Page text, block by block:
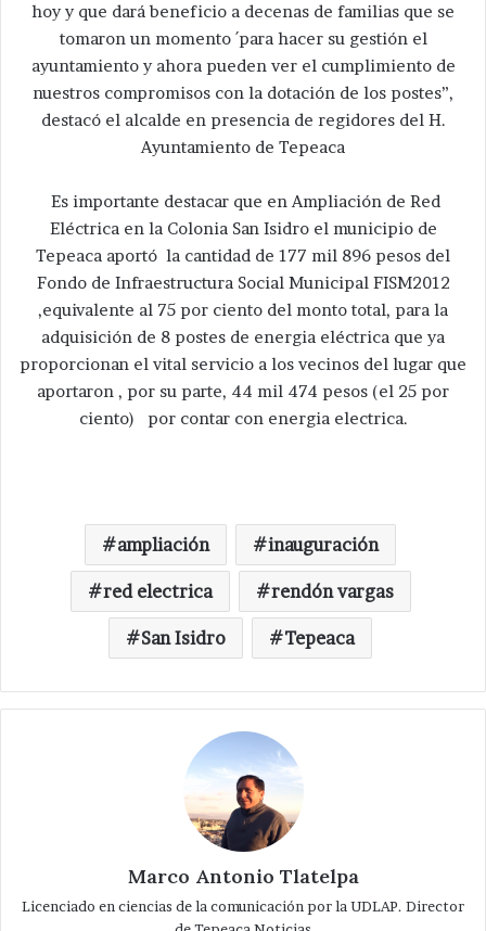
hoy y que dará beneficio a decenas de familias que se
tomaron un momento ´para hacer su gestión el
ayuntamiento y ahora pueden ver el cumplimiento de
nuestros compromisos con la dotación de los postes”,
destacó el alcalde en presencia de regidores del H.
Ayuntamiento de Tepeaca
Es importante destacar que en Ampliación de Red
Eléctrica en la Colonia San Isidro el municipio de
Tepeaca aportó la cantidad de 177 mil 896 pesos del
Fondo de Infraestructura Social Municipal FISM2012
,equivalente al 75 por ciento del monto total, para la
adquisición de 8 postes de energia eléctrica que ya
proporcionan el vital servicio a los vecinos del lugar que
aportaron , por su parte, 44 mil 474 pesos (el 25 por
ciento) por contar con energia electrica.
ampliación inauguración
red electrica rendón vargas
San Isidro Tepeaca
Marco Antonio Tlatelpa
Licenciado en ciencias de la comunicación por la UDLAP. Director